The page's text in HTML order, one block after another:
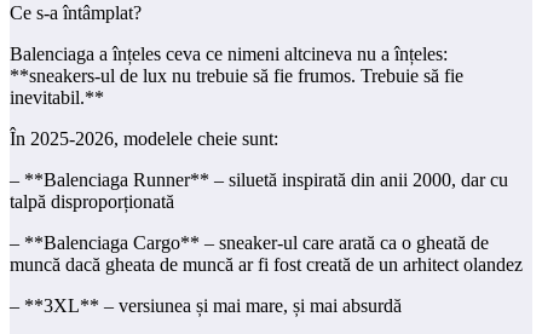
Ce s-a întâmplat?
Balenciaga a înțeles ceva ce nimeni altcineva nu a înțeles:
**sneakers-ul de lux nu trebuie să fie frumos. Trebuie să fie
inevitabil.**
În 2025-2026, modelele cheie sunt:
– **Balenciaga Runner** – siluetă inspirată din anii 2000, dar cu
talpă disproporționată
– **Balenciaga Cargo** – sneaker-ul care arată ca o gheată de
muncă dacă gheata de muncă ar fi fost creată de un arhitect olandez
– **3XL** – versiunea și mai mare, și mai absurdă